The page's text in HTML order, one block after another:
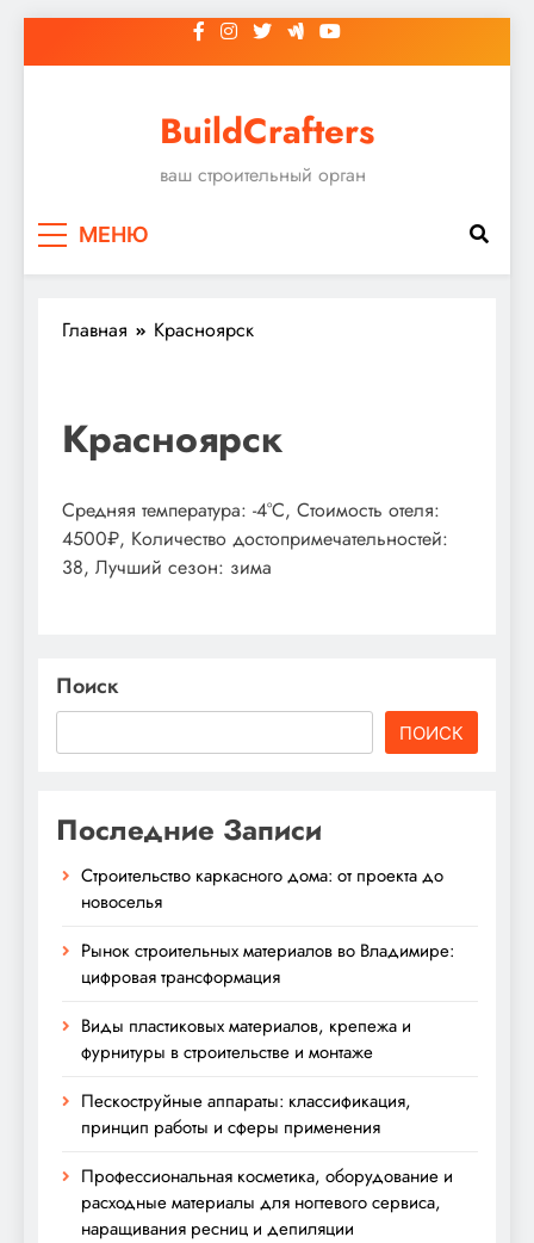
к
BuildCrafters
ваш строительный орган
МЕНЮ
Главная Красноярск
Красноярск
Средняя температура: -4°C, Стоимость отеля:
4500₽, Количество достопримечательностей:
38, Лучший сезон: зима
Поиск
ПОИСК
Последние Записи
Строительство каркасного дома: от проекта до
новоселья
Рынок строительных материалов во Владимире:
цифровая трансформация
Виды пластиковых материалов, крепежа и
фурнитуры в строительстве и монтаже
Пескоструйные аппараты: классификация,
принцип работы и сферы применения
Профессиональная косметика, оборудование и
расходные материалы для ногтевого сервиса,
наращивания ресниц и депиляции